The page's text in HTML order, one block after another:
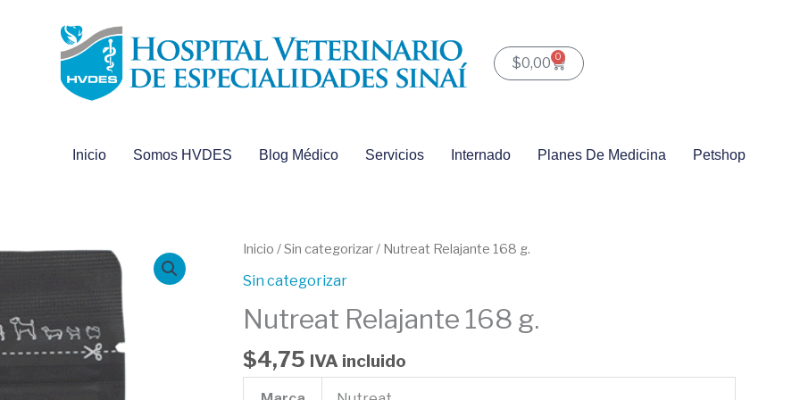
$0,00 0
Carrito
Inicio Somos HVDES Blog Médico Servicios Internado Planes De Medicina Petshop
Inicio /Sin categorizar/ Nutreat Relajante 168 g.
Sin categorizar
Nutreat Relajante 168 g.
$4,75 IVA incluido
Nutreat
Relajante
g.